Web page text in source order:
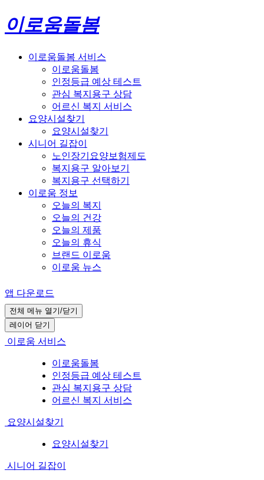
이로움돌봄
이로움돌봄 서비스
이로움돌봄
인정등급 예상 테스트
관심 복지용구 상담
어르신 복지 서비스
요양시설찾기
요양시설찾기
시니어 길잡이
노인장기요양보험제도
복지용구 알아보기
복지용구 선택하기
이로움 정보
오늘의 복지
오늘의 건강
오늘의 제품
오늘의 휴식
브랜드 이로움
이로움 뉴스
앱 다운로드
전체 메뉴 열기/닫기
레이어 닫기
이로움 서비스
이로움돌봄
인정등급 예상 테스트
관심 복지용구 상담
어르신 복지 서비스
요양시설찾기
요양시설찾기
시니어 길잡이